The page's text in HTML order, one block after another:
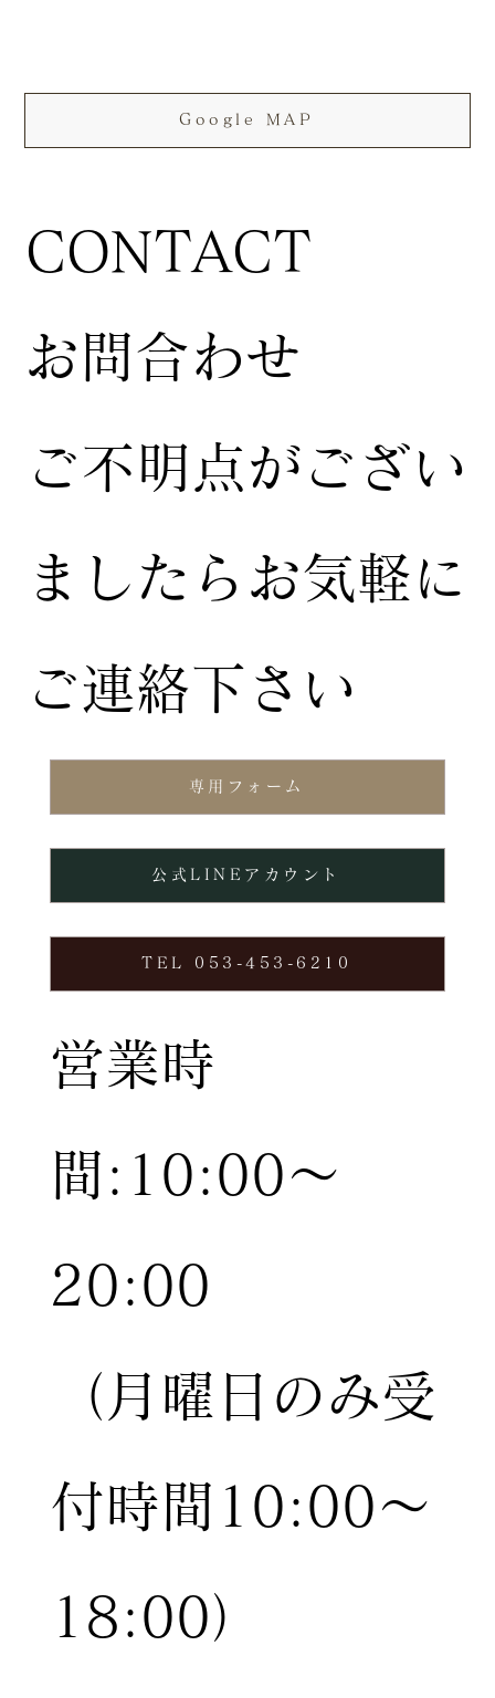
専用フォーム
TEL 053-453-6210
公式LINEアカウント
お問合わせ
ご不明点がござい
ましたらお気軽に
ご連絡下さい
営業時
間:10:00〜
20:00
（月曜日のみ受
付時間10:00〜
18:00）
Google MAP
CONTACT